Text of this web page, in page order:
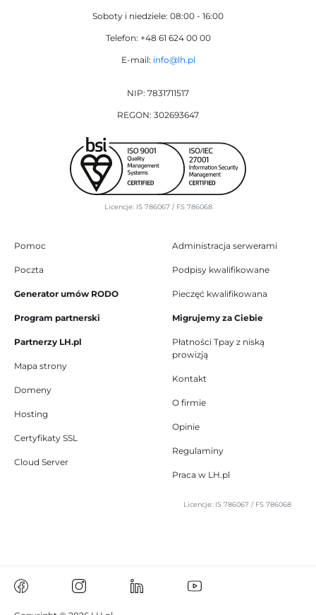
Soboty i niedziele: 08:00 - 16:00
Telefon: +48 61 624 00 00
E-mail: info@lh.pl
NIP: 7831711517
REGON: 302693647
Licencje: IS 786067 / FS 786068
Pomoc
Poczta
Generator umów RODO
Program partnerski
Partnerzy LH.pl
Mapa strony
Domeny
Hosting
Certyfikaty SSL
Cloud Server
Administracja serwerami
Podpisy kwalifikowane
Pieczęć kwalifikowana
Migrujemy za Ciebie
Płatności Tpay z niską
prowizją
Kontakt
O firmie
Opinie
Regulaminy
Praca w LH.pl
Licencje: IS 786067 / FS 786068